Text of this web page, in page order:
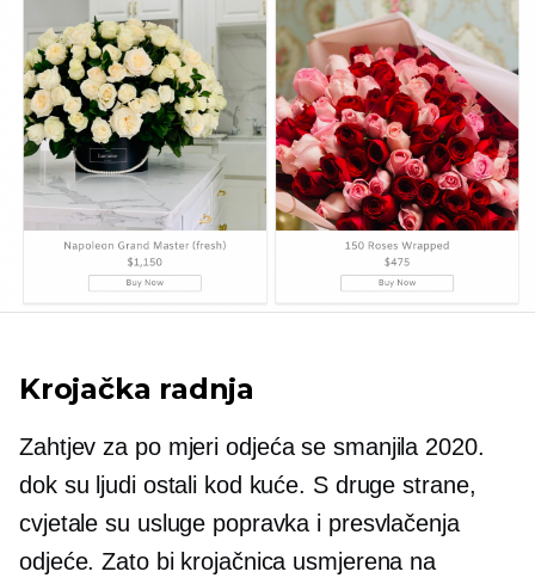
Krojačka radnja
Zahtjev za po mjeri odjeća se smanjila 2020.
dok su ljudi ostali kod kuće. S druge strane,
cvjetale su usluge popravka i presvlačenja
odjeće. Zato bi krojačnica usmjerena na